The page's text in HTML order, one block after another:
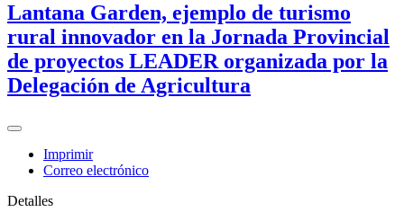
Lantana Garden, ejemplo de turismo
rural innovador en la Jornada Provincial
de proyectos LEADER organizada por la
Delegación de Agricultura
Imprimir
Correo electrónico
Detalles